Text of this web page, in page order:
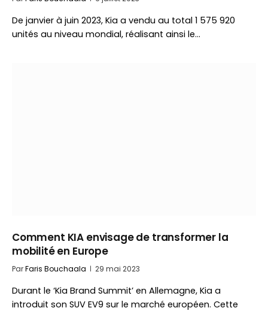
De janvier à juin 2023, Kia a vendu au total 1 575 920
unités au niveau mondial, réalisant ainsi le…
Comment KIA envisage de transformer la
mobilité en Europe
ParFaris Bouchaala 29 mai 2023
Durant le ‘Kia Brand Summit’ en Allemagne, Kia a
introduit son SUV EV9 sur le marché européen. Cette